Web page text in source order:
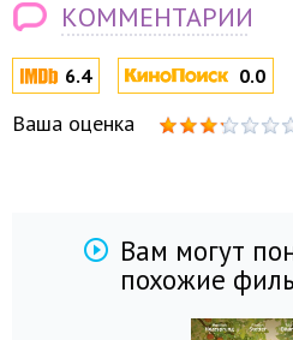
6.4 0.0
Ваша оценка
КОММЕНТАРИИ
Вам могут
похожие